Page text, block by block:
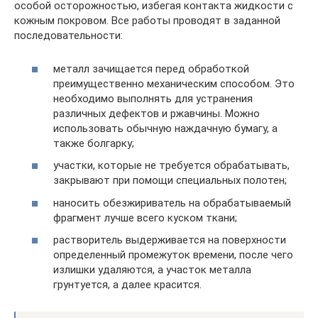
особой осторожностью, избегая контакта жидкости с
кожным покровом. Все работы проводят в заданной
последовательности:
металл зачищается перед обработкой
преимущественно механическим способом. Это
необходимо выполнять для устранения
различных дефектов и ржавчины. Можно
использовать обычную наждачную бумагу, а
также болгарку;
участки, которые не требуется обрабатывать,
закрывают при помощи специальных полотен;
наносить обезжириватель на обрабатываемый
фрагмент лучше всего куском ткани;
растворитель выдерживается на поверхности
определенный промежуток времени, после чего
излишки удаляются, а участок металла
грунтуется, а далее красится.